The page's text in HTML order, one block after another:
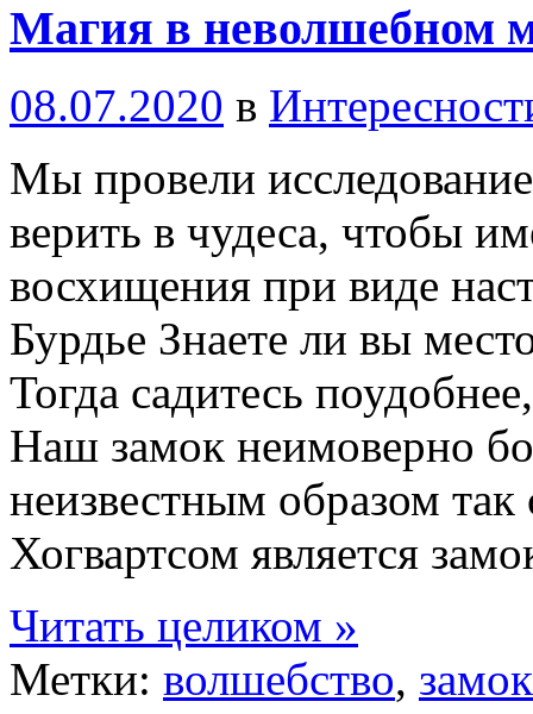
Магия в неволшебном
08.07.2020 в
Мы провели
верить в чудеса, чтобы
восхищения при виде
Бурдье Знаете ли вы
Тогда садитесь
Наш замок неимоверно
неизвестным образом
Хогвартсом является
Читать целиком »
Метки: волшебство,